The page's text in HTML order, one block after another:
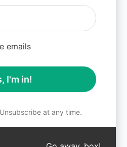
registered trademarks are the
respective owners.
brand names are registered
laws.
is prohibited, and may be a
emails
I'm in!
at any time.